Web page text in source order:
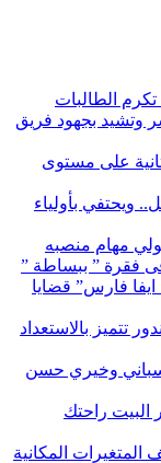
تكرم الطالبات
وتشيد بجهود فريق
على مستوى
ويحتفي بأولياء
مهام منصبه
فقرة ” ببساطة ”
فارس” قضايا
تتميز بالاستعداد
وخيري حسن
راحتك
المكانية